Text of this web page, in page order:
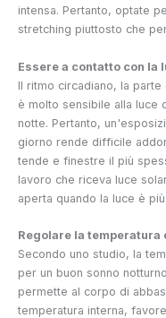
intensa. Pertanto, optate
stretching piuttosto che
Essere a contatto con la
Il ritmo circadiano, la
è molto sensibile alla luce
notte. Pertanto,
giorno rende difficile
tende e finestre il più
lavoro che riceva luce
aperta quando la luce è
Regolare la temperatura
Secondo uno studio, la
per un buon sonno
permette al corpo di
temperatura interna,